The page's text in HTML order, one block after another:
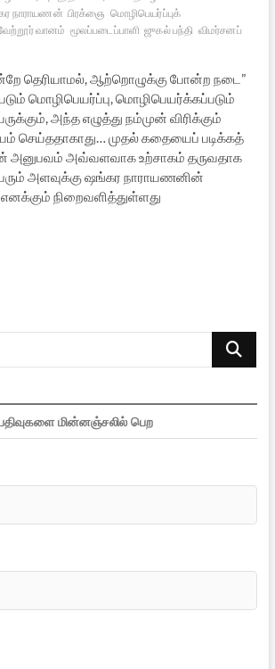
நாராயணன் பிரக்ஞை மொழிபெயர்ப்புக்
வானம் மூலப்படைப்பாளி ஜுகல் பந்தி விமர்சனப்
தெரியாமல், ஆற்றொழுக்கு போன்ற நடை”
மொழிபெயர்ப்பு, மொழிபெயர்க்கப்படும்
அந்த எழுத்து நம்முன் விரிக்கும்
செய்ததாகாது… முதல் கதையைப் படிக்கத்
அனுபவம் அவ்வளவாக உற்சாகம் தருவதாக
அளவுக்கு ஷங்கர நாராயணனின்
எனக்கும் நிறைவளித்துள்ளது
Search
மின்னஞ்சலில் பெற